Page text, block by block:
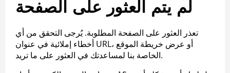
لم يتم العثور على الصفحة
تعذر العثور على الصفحة المطلوبة. يُرجى التحقق من أي
أخطاء إملائية في عنوان URL، أو عرض خريطة الموقع
الخاصة بنا لمساعدتك في العثور على ما تريد.